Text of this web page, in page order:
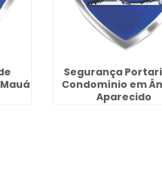
Segurança
Condomínio em
Aparecido